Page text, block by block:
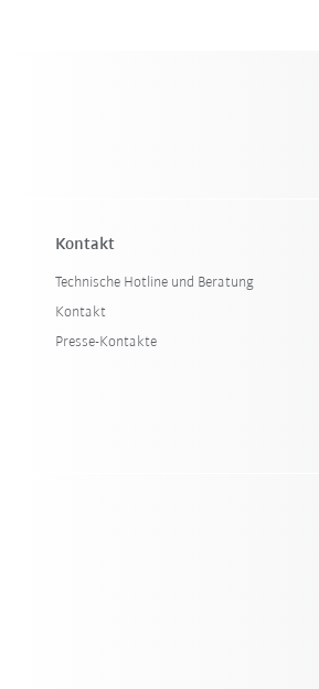
Kontakt
Technische Hotline und Beratung
Kontakt
Presse-Kontakte